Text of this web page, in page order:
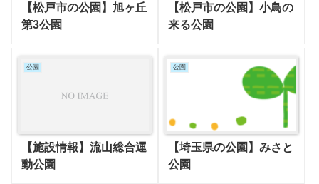
【松戸市の公園】旭ヶ丘
第3公園
【松戸市の公園】小鳥の
来る公園
公園
【施設情報】流山総合運
動公園
公園
【埼玉県の公園】みさと
公園